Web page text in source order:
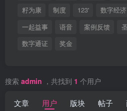
籽为康
制度 123' 数字经济
一起益事
语音 案例反馈
数字通证
奖金
搜索 admin ，共找到 1 个用户
文章 用户 版块 帖子